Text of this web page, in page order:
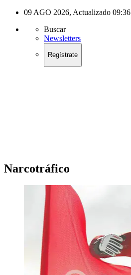
09 AGO 2026, Actualizado 09:36
Buscar
Newsletters
Regístrate
Narcotráfico